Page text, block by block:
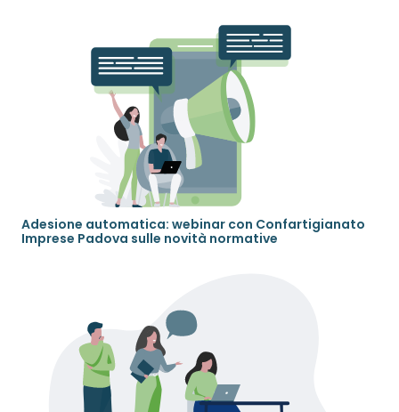
Adesione automatica: webinar con Confartigianato
Imprese Padova sulle novità normative